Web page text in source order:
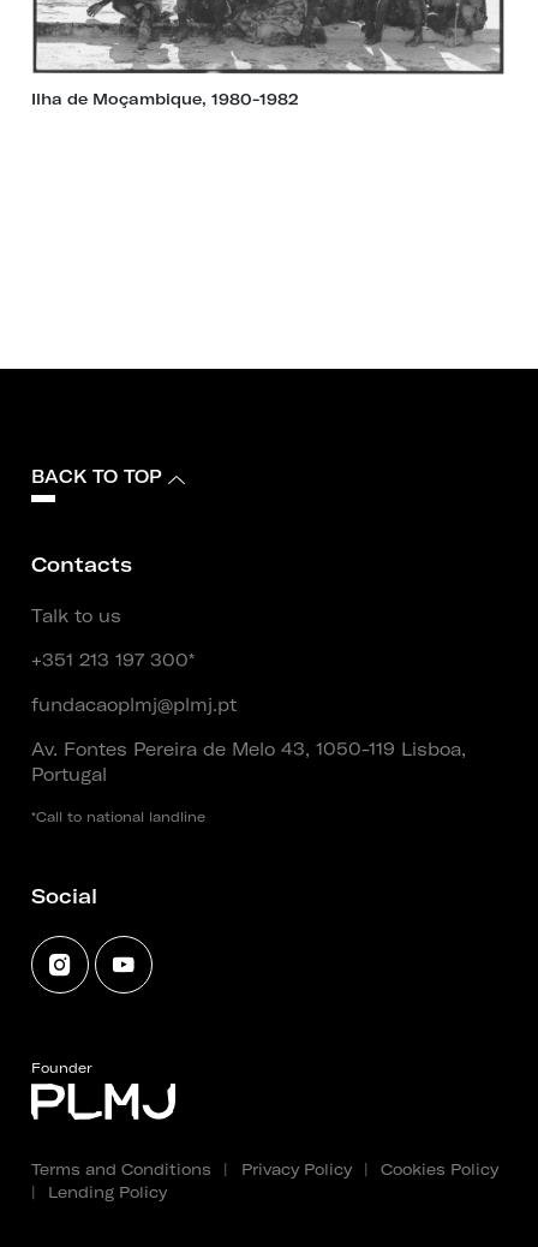
Ilha de Moçambique, 1980-1982
BACK TO TOP
Contacts
Talk to us
+351 213 197 300*
fundacaoplmj@plmj.pt
Av. Fontes Pereira de Melo 43, 1050-119 Lisboa,
Portugal
*Call to national landline
Social
Founder
Terms and Conditions | Privacy Policy |
Cookies Policy
|
Lending Policy